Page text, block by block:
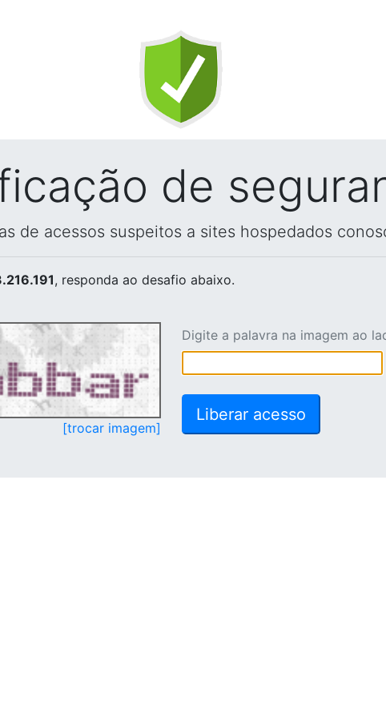
de
de acessos suspeitos a sites hospedados
, responda ao desafio abaixo.
[trocar imagem]
Digite a palavra na imagem ao